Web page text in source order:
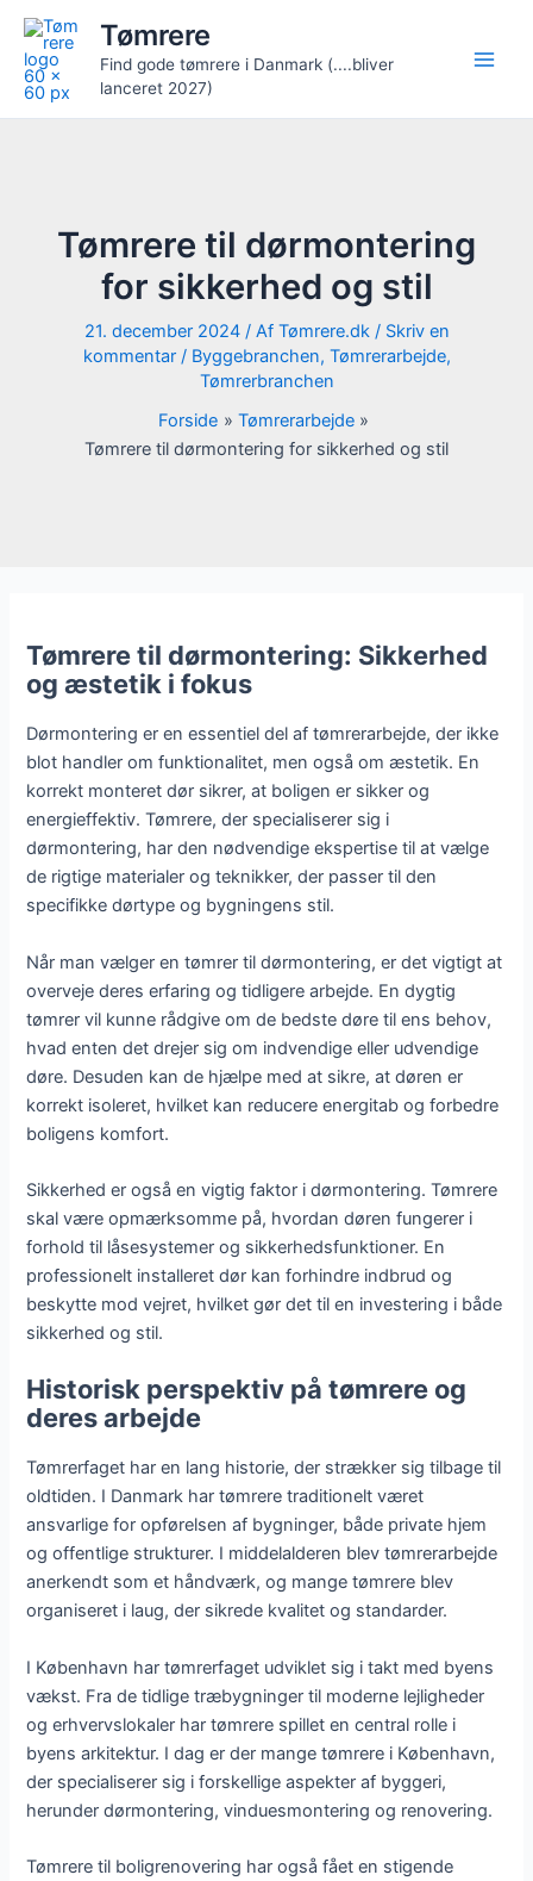
indholdet
Tømrere
Find gode tømrere i Danmark (....bliver
lanceret 2027)
Tømrere til dørmontering
for sikkerhed og stil
21. december 2024 / Af Tømrere.dk / Skriv en
kommentar / Byggebranchen, Tømrerarbejde,
Tømrerbranchen
Forside
Tømrerarbejde
Tømrere til dørmontering for sikkerhed og stil
Tømrere til dørmontering: Sikkerhed
og æstetik i fokus
Dørmontering er en essentiel del af tømrerarbejde, der ikke
blot handler om funktionalitet, men også om æstetik. En
korrekt monteret dør sikrer, at boligen er sikker og
energieffektiv. Tømrere, der specialiserer sig i
dørmontering, har den nødvendige ekspertise til at vælge
de rigtige materialer og teknikker, der passer til den
specifikke dørtype og bygningens stil.
Når man vælger en tømrer til dørmontering, er det vigtigt at
overveje deres erfaring og tidligere arbejde. En dygtig
tømrer vil kunne rådgive om de bedste døre til ens behov,
hvad enten det drejer sig om indvendige eller udvendige
døre. Desuden kan de hjælpe med at sikre, at døren er
korrekt isoleret, hvilket kan reducere energitab og forbedre
boligens komfort.
Sikkerhed er også en vigtig faktor i dørmontering. Tømrere
skal være opmærksomme på, hvordan døren fungerer i
forhold til låsesystemer og sikkerhedsfunktioner. En
professionelt installeret dør kan forhindre indbrud og
beskytte mod vejret, hvilket gør det til en investering i både
sikkerhed og stil.
Historisk perspektiv på tømrere og
deres arbejde
Tømrerfaget har en lang historie, der strækker sig tilbage til
oldtiden. I Danmark har tømrere traditionelt været
ansvarlige for opførelsen af bygninger, både private hjem
og offentlige strukturer. I middelalderen blev tømrerarbejde
anerkendt som et håndværk, og mange tømrere blev
organiseret i laug, der sikrede kvalitet og standarder.
I København har tømrerfaget udviklet sig i takt med byens
vækst. Fra de tidlige træbygninger til moderne lejligheder
og erhvervslokaler har tømrere spillet en central rolle i
byens arkitektur. I dag er der mange tømrere i København,
der specialiserer sig i forskellige aspekter af byggeri,
herunder dørmontering, vinduesmontering og renovering.
Tømrere til boligrenovering har også fået en stigende